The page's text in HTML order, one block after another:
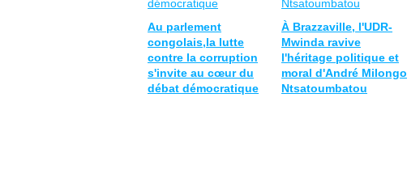
Au parlement
congolais,la lutte
contre la corruption
s'invite au cœur du
débat démocratique
À Brazzaville, l'UDR-
Mwinda ravive
l'héritage politique et
moral d'André Milongo
Ntsatoumbatou